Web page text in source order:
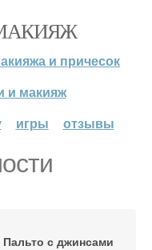
и причесок
и макияж
игры отзывы
Пальто с джинсами